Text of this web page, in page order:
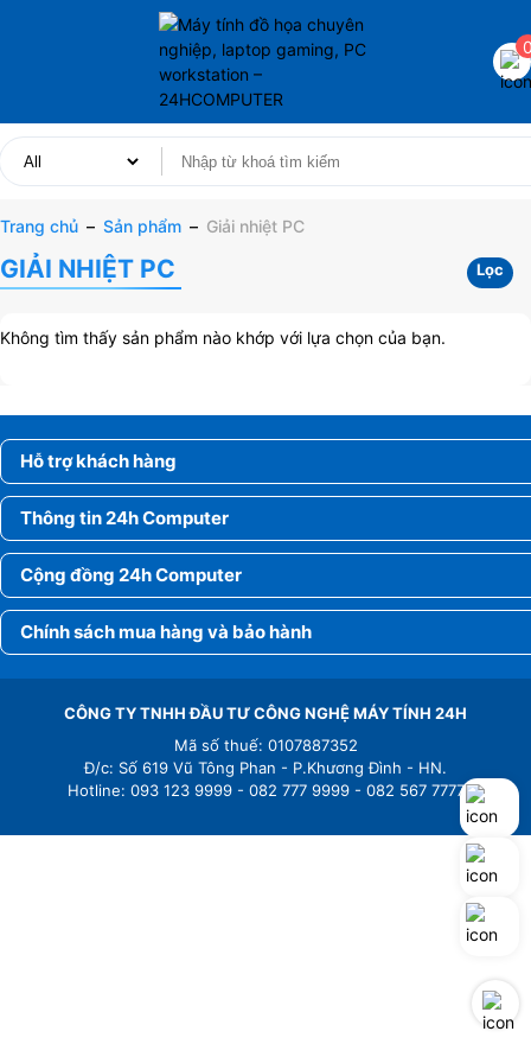
Trang chủ – Sản phẩm – Giải nhiệt PC
Lọc
GIẢI NHIỆT PC
Không tìm thấy sản phẩm nào khớp với lựa chọn của bạn.
Hỗ trợ khách hàng
Thông tin 24h Computer
Cộng đồng 24h Computer
Chính sách mua hàng và bảo hành
CÔNG TY TNHH ĐẦU TƯ CÔNG NGHỆ MÁY TÍNH 24H
Mã số thuế: 0107887352
Đ/c: Số 619 Vũ Tông Phan - P.Khương Đình - HN.
Hotline: 093 123 9999 - 082 777 9999 - 082 567 7777